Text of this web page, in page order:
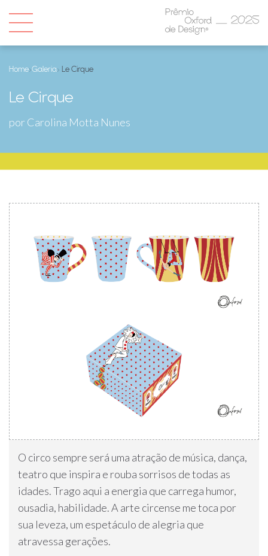
Home›Galeria› Le Cirque
Le Cirque
por Carolina Motta Nunes
O circo sempre será uma atração de música, dança,
teatro que inspira e rouba sorrisos de todas as
idades. Trago aqui a energia que carrega humor,
ousadia, habilidade. A arte circense me toca por
sua leveza, um espetáculo de alegria que
atravessa gerações.